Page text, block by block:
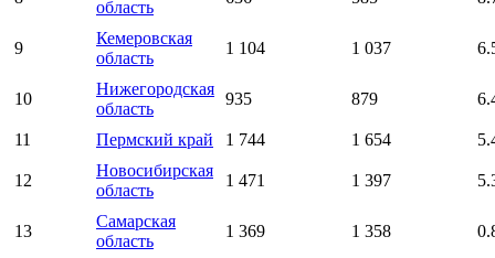
область
9
Кемеровская
область
1 104 1 037
10
Нижегородская
область
935 879
11 Пермский край 1 744 1 654
12
Новосибирская
область
1 471 1 397
13
Самарская
область
1 369 1 358